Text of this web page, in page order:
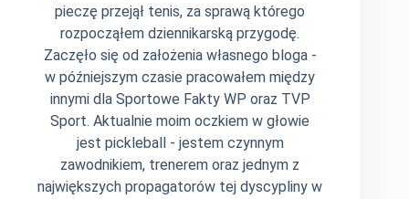
pieczę przejął tenis, za sprawą którego
rozpocząłem dziennikarską przygodę.
Zaczęło się od założenia własnego bloga -
w późniejszym czasie pracowałem między
innymi dla Sportowe Fakty WP oraz TVP
Sport. Aktualnie moim oczkiem w głowie
jest pickleball - jestem czynnym
zawodnikiem, trenerem oraz jednym z
największych propagatorów tej dyscypliny w